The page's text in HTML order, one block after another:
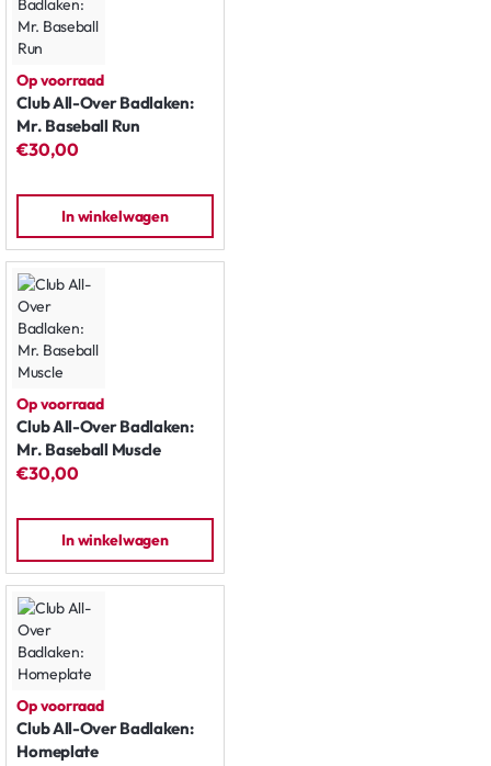
Op voorraad
Club All-Over Badlaken:
Mr. Baseball Run
€30,00
In winkelwagen
Op voorraad
Club All-Over Badlaken:
Mr. Baseball Muscle
€30,00
In winkelwagen
Op voorraad
Club All-Over Badlaken:
Homeplate